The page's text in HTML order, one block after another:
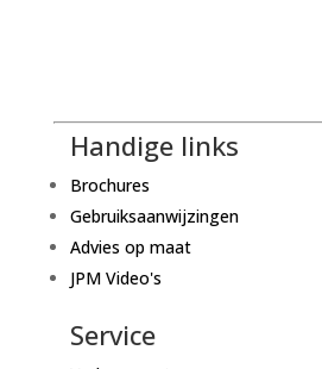
Handige links
Brochures
Gebruiksaanwijzingen
Advies op maat
JPM Video's
Service